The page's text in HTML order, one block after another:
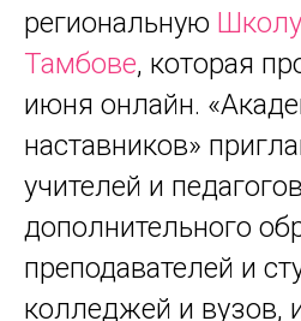
региональную
Тамбове, которая
июня онлайн.
наставников»
учителей и педагогов
дополнительного
преподавателей и
колледжей и вузов,